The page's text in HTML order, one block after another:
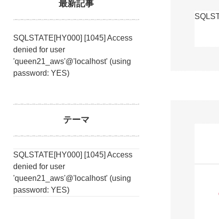
最新記事
SQLSTATE[HY000] [1045] Access
denied for user
'queen21_aws'@'localhost' (using
password: YES)
テーマ
SQLSTATE[HY000] [1045] Access
denied for user
'queen21_aws'@'localhost' (using
password: YES)